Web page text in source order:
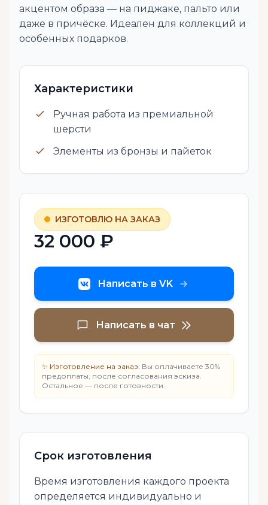
акцентом образа — на пиджаке, пальто или
даже в причёске. Идеален для коллекций и
особенных подарков.
Характеристики
Ручная работа из премиальной
шерсти
Элементы из бронзы и пайеток
ИЗГОТОВЛЮ НА ЗАКАЗ
32 000 ₽
Написать в VK
Написать в чат
✨ Изготовление на заказ: Вы оплачиваете 30%
предоплаты, после согласования эскиза.
Остальное — после готовности.
Срок изготовления
Время изготовления каждого проекта
определяется индивидуально и